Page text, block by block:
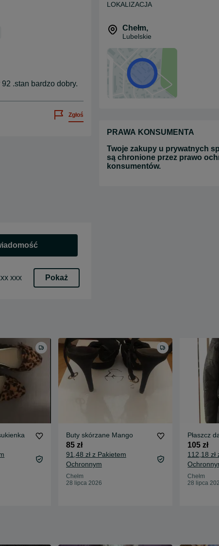
.stan bardzo dobry.
Zgłoś
xxx Pokaż
LOKALIZACJA
Chełm,
Lubelskie
PRAWA KONSUMENTA
Twoje zakupy u prywatnych
są chronione przez prawo
konsumentów.
Buty skórzane Mango
85 zł
91,48 zł z Pakietem
Ochronnym
Chełm
28 lipca 2026
Płaszcz
105 zł
112,18 zł
Chełm
28 lipca